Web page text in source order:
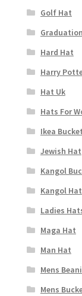
Golf Hat
Hard Hat
Harry
Hat Uk
Hats For
Ikea
Jewish Hat
Kangol
Kangol Hat
Ladies
Maga Hat
Man Hat
Mens
Mens